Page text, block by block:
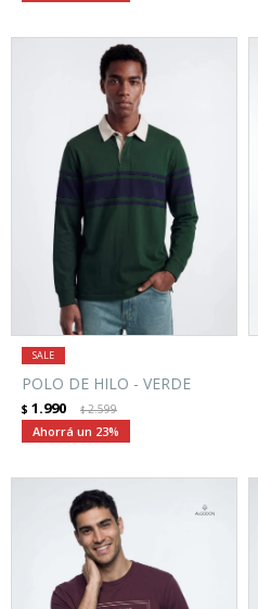
POLO DE HILO - VERDE
$ 1.990 $2.599
23